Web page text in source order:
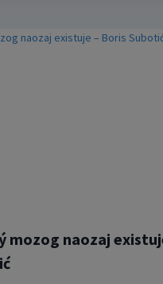
mozog naozaj